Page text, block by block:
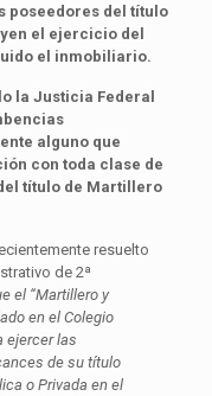
poseedores del título
el ejercicio del
el inmobiliario.
la Justicia Federal
alguno que
con toda clase de
título de Martillero
resuelto
de 2ª
el “Martillero y
en el Colegio
ejercer las
de su título
o Privada en el